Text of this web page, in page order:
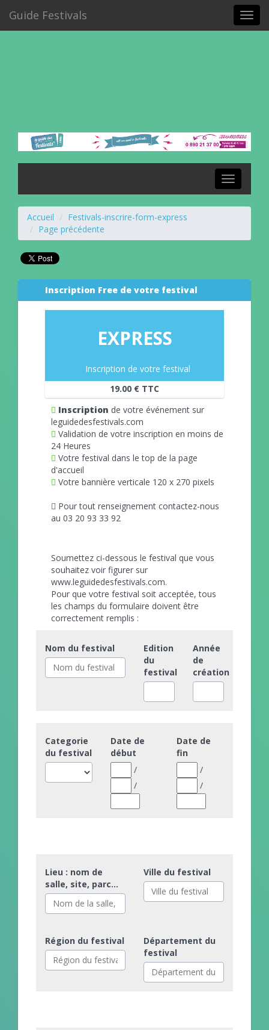
Guide Festivals
Toggle
navigation
Accueil
Festivals-inscrire-form-express
Page précédente
Inscription Free de votre festival
EXPRESS
Inscription de votre festival
19.00 € TTC
Inscription de votre événement sur
leguidedesfestivals.com
Validation de votre inscription en moins de
24 Heures
Votre festival dans le top de la page
d'accueil
Votre bannière verticale 120 x 270 pixels
Pour tout renseignement contactez-nous
au 03 20 93 33 92
Soumettez ci-dessous le festival que vous
souhaitez voir figurer sur
www.leguidedesfestivals.com.
Pour que votre festival soit acceptée, tous
les champs du formulaire doivent être
correctement remplis :
Nom du festival
Edition
du
festival
Année
de
création
Categorie
du festival
Date de
début
/
/
Date de
fin
/
/
Lieu : nom de
salle, site, parc...
Ville du festival
Région du festival
Département du
festival